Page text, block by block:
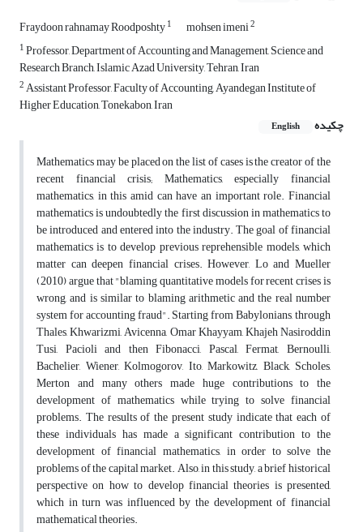
Fraydoon rahnamay Roodposhty1 mohsen imeni2
1Professor, Department of Accounting and Management, Science and
Research Branch, Islamic Azad University, Tehran, Iran
2Assistant Professor, Faculty of Accounting, Ayandegan Institute of
Higher Education, Tonekabon, Iran
چکیده
English
Mathematics may be placed on the list of cases is the creator of the
recent financial crisis; Mathematics, especially financial
mathematics, in this amid can have an important role. Financial
mathematics is undoubtedly the first discussion in mathematics to
be introduced and entered into the industry. The goal of financial
mathematics is to develop previous reprehensible models, which
matter can deepen financial crises. However, Lo and Mueller
(2010) argue that "blaming quantitative models for recent crises is
wrong, and is similar to blaming arithmetic and the real number
system for accounting fraud". Starting from Babylonians, through
Thales, Khwarizmi, Avicenna, Omar Khayyam, Khajeh Nasiroddin
Tusi, Pacioli and then Fibonacci, Pascal, Fermat, Bernoulli,
Bachelier, Wiener, Kolmogorov, Ito, Markowitz, Black, Scholes,
Merton and many others made huge contributions to the
development of mathematics while trying to solve financial
problems. The results of the present study indicate that each of
these individuals has made a significant contribution to the
development of financial mathematics, in order to solve the
problems of the capital market. Also, in this study, a brief historical
perspective on how to develop financial theories is presented,
which in turn was influenced by the development of financial
mathematical theories.